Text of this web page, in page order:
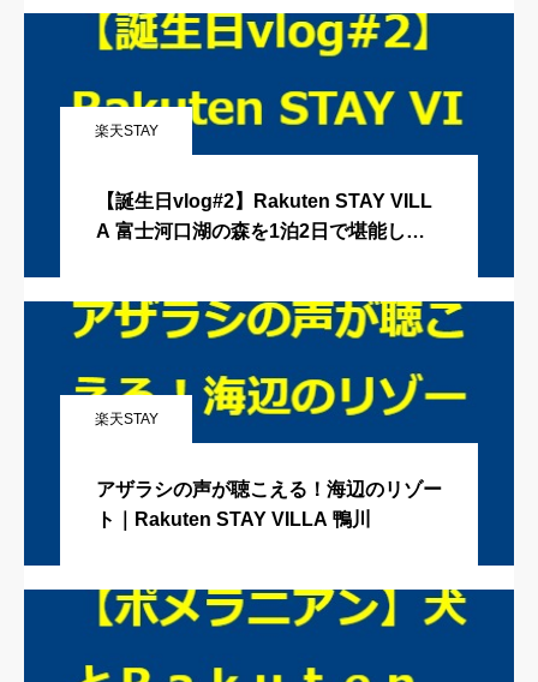
楽天STAY
【誕生日vlog#2】Rakuten STAY VILL
A 富士河口湖の森を1泊2日で堪能して
楽天STAY
アザラシの声が聴こえる！海辺のリゾー
ト｜Rakuten STAY VILLA 鴨川